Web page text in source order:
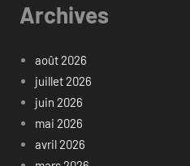
Archives
août 2026
juillet 2026
juin 2026
mai 2026
avril 2026